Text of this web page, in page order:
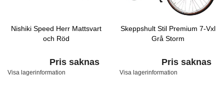
Nishiki Speed Herr Mattsvart
och Röd
Pris saknas
Visa lagerinformation
Skeppshult Stil Premium 7-Vxl
Grå Storm
Pris saknas
Visa lagerinformation